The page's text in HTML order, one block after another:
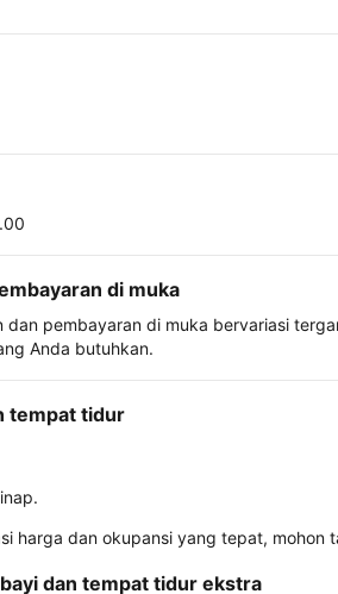
di muka
dan pembayaran di muka bervariasi
Anda butuhkan.
tempat tidur
harga dan okupansi yang tepat,
dan tempat tidur ekstra